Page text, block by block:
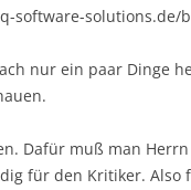
software-solutions.de/
nur ein paar Dinge
Dafür muß man
für den Kritiker. Also